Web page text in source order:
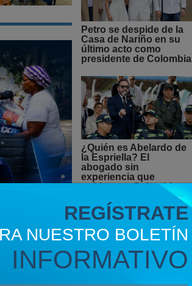
Fútbol
Petro se despide de la
Casa de Nariño en su
último acto como
presidente de Colombia
¿Quién es Abelardo de
la Espriella? El
abogado sin
experiencia que
gobierna a Colombia
SALUD
REGÍSTRATE
NUESTRO BOLETÍN
INFORMATIVO